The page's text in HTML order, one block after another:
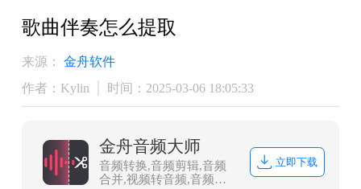
歌曲伴奏怎么提取
来源：
金舟软件
作者：Kylin
时间：2025-03-06 18:05:33
金舟音频大师
音频转换,音频剪辑,音频
合并,视频转音频,音频分
立即下载